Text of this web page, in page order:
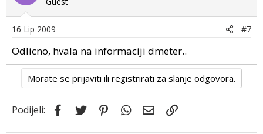
16 Lip 2009 #7
Odlicno, hvala na informaciji dmeter..
Morate se prijaviti ili registrirati za slanje odgovora.
Podijeli: Facebook
Twitter PinterestWhatsApp
Email